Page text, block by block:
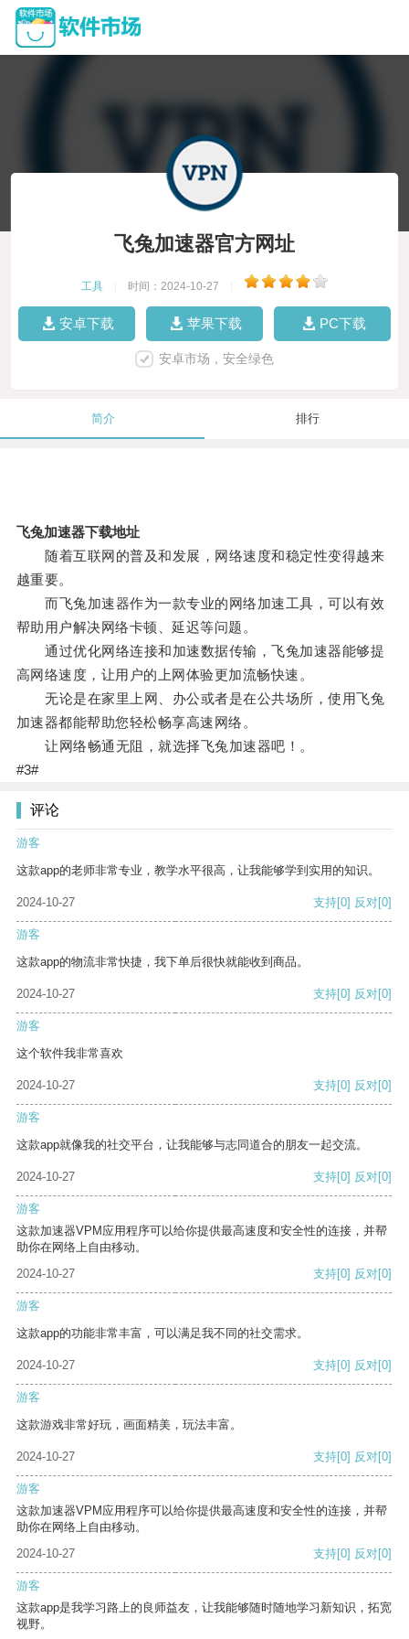
飞兔加速器官方网址
工具 时间：2024-10-27
安卓下载 苹果下载 PC下载
安卓市场，安全绿色
简介 排行
飞兔加速器下载地址
随着互联网的普及和发展，网络速度和稳定性变得越来
越重要。
而飞兔加速器作为一款专业的网络加速工具，可以有效
帮助用户解决网络卡顿、延迟等问题。
通过优化网络连接和加速数据传输，飞兔加速器能够提
高网络速度，让用户的上网体验更加流畅快速。
无论是在家里上网、办公或者是在公共场所，使用飞兔
加速器都能帮助您轻松畅享高速网络。
让网络畅通无阻，就选择飞兔加速器吧！。
#3#
评论
游客
这款app的老师非常专业，教学水平很高，让我能够学到实用的知识。
2024-10-27 支持[0] 反对[0]
游客
这款app的物流非常快捷，我下单后很快就能收到商品。
2024-10-27 支持[0] 反对[0]
游客
这个软件我非常喜欢
2024-10-27 支持[0] 反对[0]
游客
这款app就像我的社交平台，让我能够与志同道合的朋友一起交流。
2024-10-27 支持[0] 反对[0]
游客
这款加速器VPM应用程序可以给你提供最高速度和安全性的连接，并帮
助你在网络上自由移动。
2024-10-27
支持[0] 反对[0]
游客
这款app的功能非常丰富，可以满足我不同的社交需求。
2024-10-27 支持[0] 反对[0]
游客
这款游戏非常好玩，画面精美，玩法丰富。
2024-10-27 支持[0] 反对[0]
游客
这款加速器VPM应用程序可以给你提供最高速度和安全性的连接，并帮
助你在网络上自由移动。
2024-10-27
支持[0] 反对[0]
游客
这款app是我学习路上的良师益友，让我能够随时随地学习新知识，拓宽
视野。